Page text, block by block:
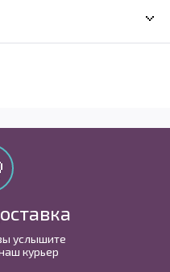
услышите
курьер